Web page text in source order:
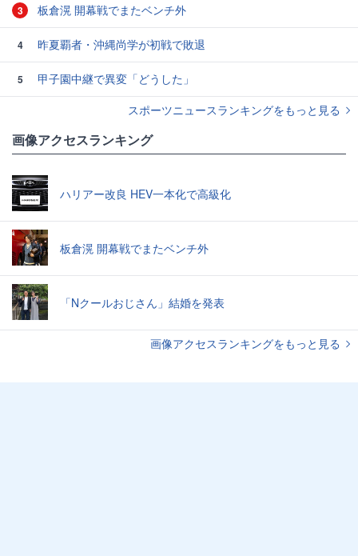
3 板倉滉 開幕戦でまたベンチ外
4 昨夏覇者・沖縄尚学が初戦で敗退
5
甲子園中継で異変「どうした」
スポーツニュースランキングをもっと見る
画像アクセスランキング
ハリアー改良 HEV一本化で高級化
板倉滉 開幕戦でまたベンチ外
「Nクールおじさん」結婚を発表
画像アクセスランキングをもっと見る